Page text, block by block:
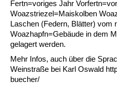
Fertn=voriges Jahr
Woazstriezel=Maiskolben
Laschen (Federn, Blätter) vom
Woazhapfn=Gebäude in dem
gelagert werden.
Mehr Infos, auch über die
Weinstraße bei Karl Oswald
buecher/